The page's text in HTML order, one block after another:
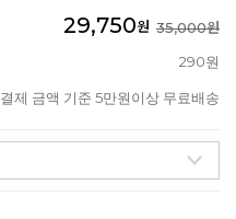
29,750원 35,000원
290원
결제 금액 기준 5만원이상 무료배송